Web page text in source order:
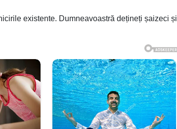
existente. Dumneavoastră dețineți șaizeci și